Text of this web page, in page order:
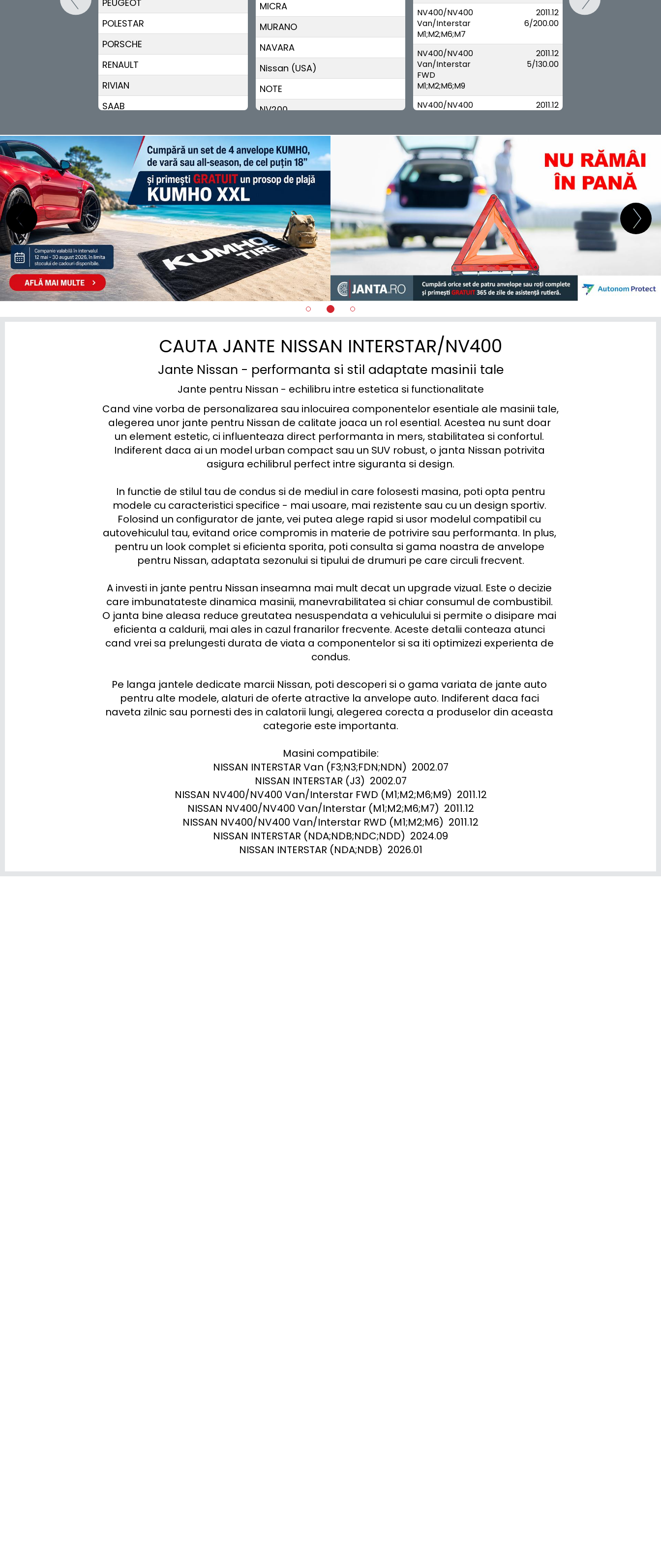
PEUGEOT
POLESTAR
PORSCHE
RENAULT
RIVIAN
SAAB
SKODA
SKYWELL
SMART
STREETSCOOTER
SUBARU
SUZUKI
TESLA
VOLVO
VOYAH
XPENG
MICRA
MURANO
NAVARA
Nissan (USA)
NOTE
NV200
PATHFINDER
PATROL
PIXO
PRIMASTAR/NV300
PRIMERA
PULSAR
QASHQAI
Sentra
TERRANO
TOWNSTAR
NV400/NV400
Van/Interstar
M1;M2;M6;M7
2011.12
6/200.00
NV400/NV400
Van/Interstar
FWD
M1;M2;M6;M9
2011.12
5/130.00
NV400/NV400
M1;M2;M6
2011.12
INTERSTAR
J3
2002.07
5/130.00
INTERSTAR Van
F3;N3;FDN;NDN
2002.07
5/130.00
CAUTA JANTE NISSAN INTERSTAR/NV400
Jante Nissan - performanta si stil adaptate masinii tale
Jante pentru Nissan - echilibru intre estetica si functionalitate
Cand vine vorba de personalizarea sau inlocuirea componentelor esentiale ale masinii tale,
alegerea unor jante pentru Nissan de calitate joaca un rol esential. Acestea nu sunt doar
un element estetic, ci influenteaza direct performanta in mers, stabilitatea si confortul.
Indiferent daca ai un model urban compact sau un SUV robust, o janta Nissan potrivita
asigura echilibrul perfect intre siguranta si design.
modele cu caracteristici specifice - mai usoare, mai rezistente sau cu un design sportiv.
Folosind un configurator de jante, vei putea alege rapid si usor modelul compatibil cu
autovehiculul tau, evitand orice compromis in materie de potrivire sau performanta. In plus,
pentru un look complet si eficienta sporita, poti consulta si gama noastra de anvelope
pentru Nissan, adaptata sezonului si tipului de drumuri pe care circuli frecvent.
A investi in jante pentru Nissan inseamna mai mult decat un upgrade vizual. Este o decizie
care imbunatateste dinamica masinii, manevrabilitatea si chiar consumul de combustibil.
O janta bine aleasa reduce greutatea nesuspendata a vehiculului si permite o disipare mai
eficienta a caldurii, mai ales in cazul franarilor frecvente. Aceste detalii conteaza atunci
cand vrei sa prelungesti durata de viata a componentelor si sa iti optimizezi experienta de
condus.
Pe langa jantele dedicate marcii Nissan, poti descoperi si o gama variata de jante auto
pentru alte modele, alaturi de oferte atractive la anvelope auto. Indiferent daca faci
naveta zilnic sau pornesti des in calatorii lungi, alegerea corecta a produselor din aceasta
categorie este importanta.
Masini compatibile:
NISSAN INTERSTAR Van (F3;N3;FDN;NDN)  2002.07
NISSAN INTERSTAR (J3)  2002.07
NISSAN NV400/NV400 Van/Interstar FWD (M1;M2;M6;M9)  2011.12
NISSAN NV400/NV400 Van/Interstar (M1;M2;M6;M7)  2011.12
NISSAN NV400/NV400 Van/Interstar RWD (M1;M2;M6)  2011.12
NISSAN INTERSTAR (NDA;NDB;NDC;NDD)  2024.09
NISSAN INTERSTAR (NDA;NDB)  2026.01